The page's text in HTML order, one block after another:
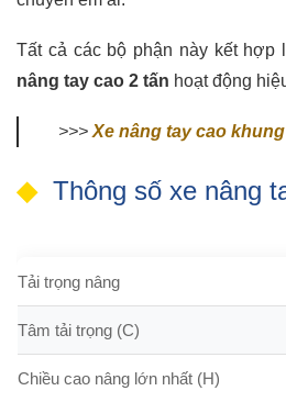
Tất cả các bộ phận này kết hợp
nâng tay cao 2 tấn hoạt động
>>> Xe nâng tay cao
Thông số xe nâng
Tải trọng nâng
Tâm tải trọng (C)
Chiều cao nâng lớn nhất (H)